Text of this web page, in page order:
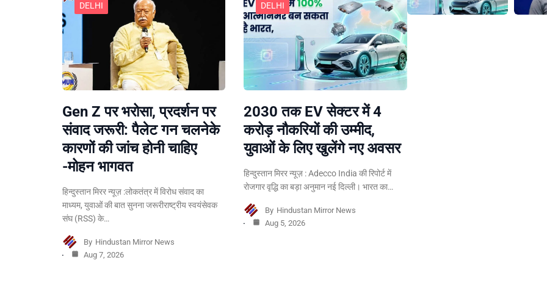
DELHI
Gen Z पर भरोसा, प्रदर्शन पर
संवाद जरूरी: पैलेट गन चलनेके
कारणों की जांच होनी चाहिए
-मोहन भागवत
हिन्दुस्तान मिरर न्यूज़ :लोकतंत्र में विरोध संवाद का
माध्यम, युवाओं की बात सुनना जरूरीराष्ट्रीय स्वयंसेवक
संघ (RSS) के…
By Hindustan Mirror News
Aug 7, 2026
DELHI
2030 तक EV सेक्टर में 4
करोड़ नौकरियों की उम्मीद,
युवाओं के लिए खुलेंगे नए अवसर
हिन्दुस्तान मिरर न्यूज़ : Adecco India की रिपोर्ट में
रोजगार वृद्धि का बड़ा अनुमान नई दिल्ली। भारत का…
By Hindustan Mirror News
Aug 5, 2026